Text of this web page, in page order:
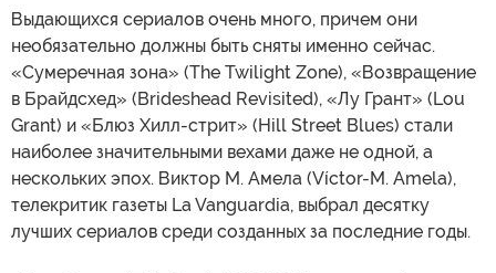
Выдающихся сериалов очень много, причем они
необязательно должны быть сняты именно сейчас.
«Сумеречная зона» (The Twilight Zone), «Возвращение
в Брайдсхед» (Brideshead Revisited), «Лу Грант» (Lou
Grant) и «Блюз Хилл-стрит» (Hill Street Blues) стали
наиболее значительными вехами даже не одной, а
нескольких эпох. Виктор М. Амела (Víctor-M. Amela),
телекритик газеты La Vanguardia, выбрал десятку
лучших сериалов среди созданных за последние годы.